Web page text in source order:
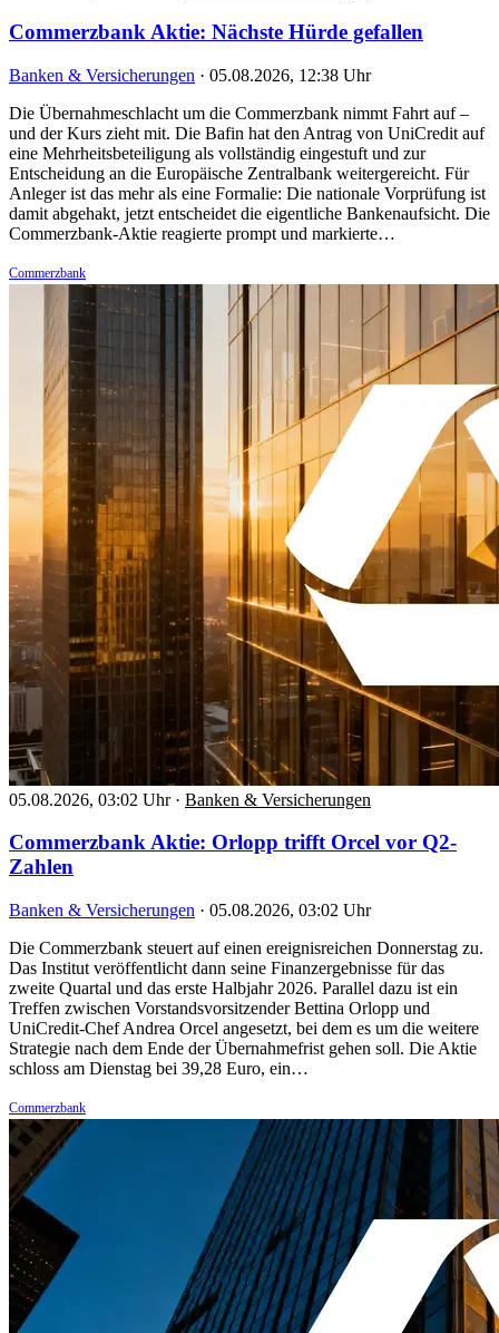
Commerzbank Aktie: Nächste Hürde gefallen
Banken & Versicherungen · 05.08.2026, 12:38 Uhr
Die Übernahmeschlacht um die Commerzbank nimmt Fahrt auf –
und der Kurs zieht mit. Die Bafin hat den Antrag von UniCredit auf
eine Mehrheitsbeteiligung als vollständig eingestuft und zur
Entscheidung an die Europäische Zentralbank weitergereicht. Für
Anleger ist das mehr als eine Formalie: Die nationale Vorprüfung ist
damit abgehakt, jetzt entscheidet die eigentliche Bankenaufsicht. Die
Commerzbank-Aktie reagierte prompt und markierte…
Commerzbank
05.08.2026, 03:02 Uhr · Banken & Versicherungen
Commerzbank Aktie: Orlopp trifft Orcel vor Q2-
Zahlen
Banken & Versicherungen · 05.08.2026, 03:02 Uhr
Die Commerzbank steuert auf einen ereignisreichen Donnerstag zu.
Das Institut veröffentlicht dann seine Finanzergebnisse für das
zweite Quartal und das erste Halbjahr 2026. Parallel dazu ist ein
Treffen zwischen Vorstandsvorsitzender Bettina Orlopp und
UniCredit-Chef Andrea Orcel angesetzt, bei dem es um die weitere
Strategie nach dem Ende der Übernahmefrist gehen soll. Die Aktie
schloss am Dienstag bei 39,28 Euro, ein…
Commerzbank